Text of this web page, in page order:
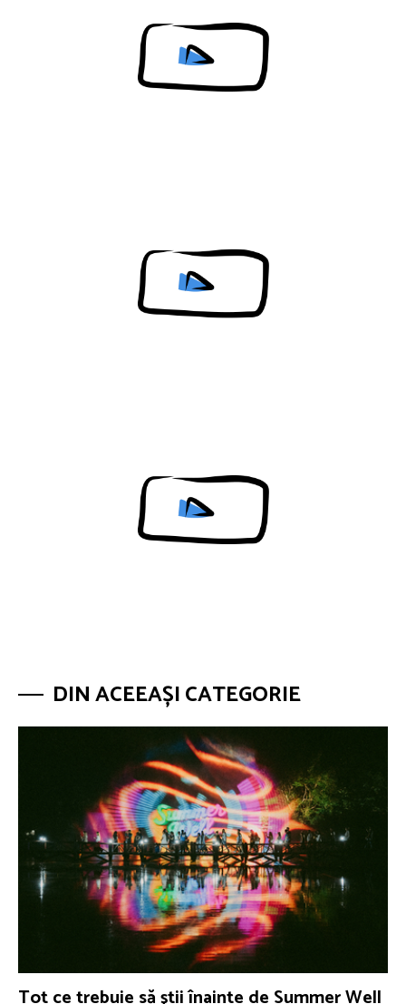
DIN ACEEAȘI CATEGORIE
Tot ce trebuie să ştii înainte de Summer Well